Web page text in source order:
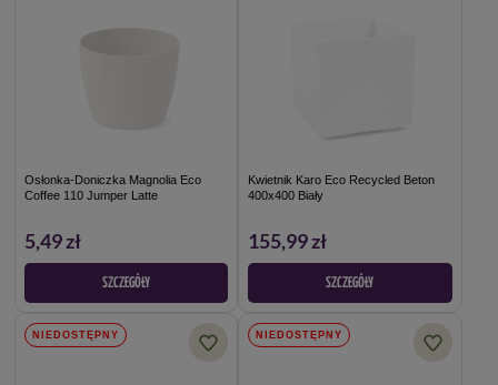
Osłonka-Doniczka Magnolia Eco
Coffee 110 Jumper Latte
5,49 zł
SZCZEGÓŁY
Kwietnik Karo Eco Recycled Beton
400x400 Biały
155,99 zł
SZCZEGÓŁY
NIEDOSTĘPNY NIEDOSTĘPNY